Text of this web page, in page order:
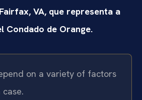
VA, que representa a
Condado de Orange.
on a variety of factors